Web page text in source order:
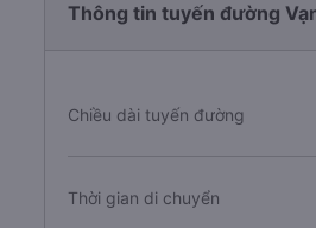
Thông tin tuyến đường
Chiều dài tuyến đường
Thời gian di chuyển